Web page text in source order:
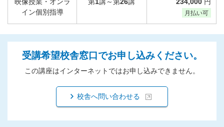
映像授業・オンラ
イン個別指導
第1講～第26講 234,000 円
月払い可
受講希望校舎窓口でお申し込みください。
この講座はインターネットではお申し込みできません。
校舎へ問い合わせる